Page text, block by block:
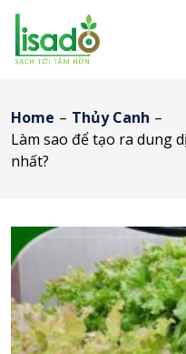
Home – Thủy Canh –
Làm sao để tạo ra dung
nhất?